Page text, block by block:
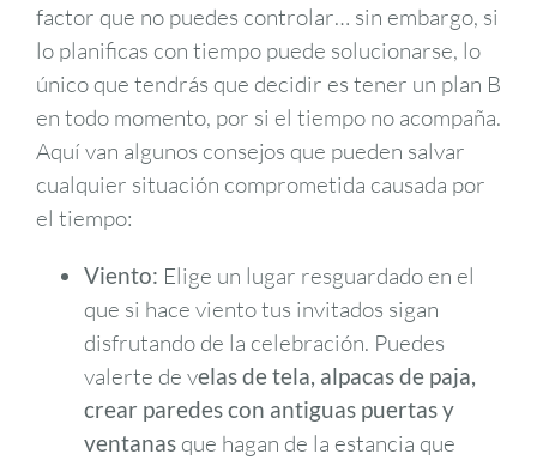
factor que no puedes controlar… sin embargo, si
lo planificas con tiempo puede solucionarse, lo
único que tendrás que decidir es tener un plan B
en todo momento, por si el tiempo no acompaña.
Aquí van algunos consejos que pueden salvar
cualquier situación comprometida causada por
el tiempo:
Viento: Elige un lugar resguardado en el
que si hace viento tus invitados sigan
disfrutando de la celebración. Puedes
valerte de velas de tela, alpacas de paja,
crear paredes con antiguas puertas y
ventanasque hagan de la estancia que